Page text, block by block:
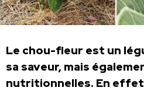
Le chou-fleur est un
sa saveur, mais
nutritionnelles. En